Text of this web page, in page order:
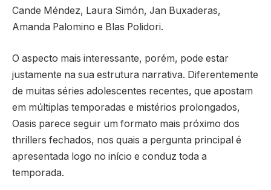
Cande Méndez, Laura Simón, Jan Buxaderas,
Amanda Palomino e Blas Polidori.
O aspecto mais interessante, porém, pode estar
justamente na sua estrutura narrativa. Diferentemente
de muitas séries adolescentes recentes, que apostam
em múltiplas temporadas e mistérios prolongados,
Oasis parece seguir um formato mais próximo dos
thrillers fechados, nos quais a pergunta principal é
apresentada logo no início e conduz toda a
temporada.